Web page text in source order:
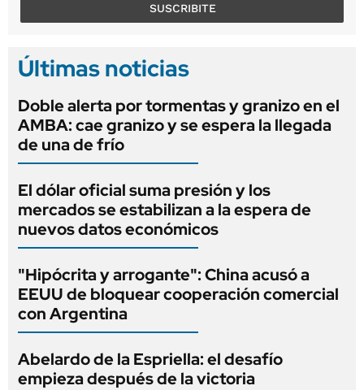
SUSCRIBITE
Últimas noticias
Doble alerta por tormentas y granizo en el
AMBA: cae granizo y se espera la llegada
de una de frío
El dólar oficial suma presión y los
mercados se estabilizan a la espera de
nuevos datos económicos
"Hipócrita y arrogante": China acusó a
EEUU de bloquear cooperación comercial
con Argentina
Abelardo de la Espriella: el desafío
empieza después de la victoria